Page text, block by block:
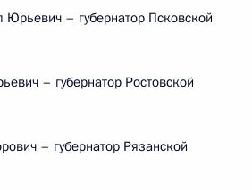
– губернатор Псковской
– губернатор Ростовской
– губернатор Рязанской